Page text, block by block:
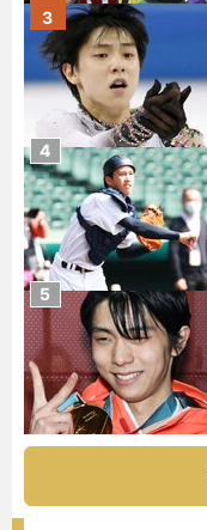
3
4
5